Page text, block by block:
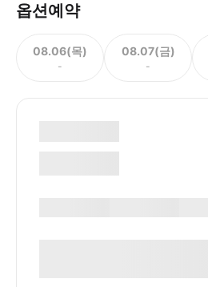
옵션예약
08.06(목)
-
08.07(금)
-